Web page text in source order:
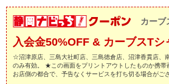
カーブ
入会金50%OFF & カーブスTシ
☆沼津原店、三島大社町店、三島徳倉店、沼津香貫店
のみ有効。 ★この画面をプリントアウトしたものか携
お店側の都合で、予告なくサービスを打ち切る場合がご